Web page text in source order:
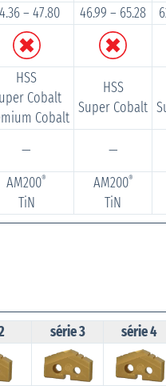
– 47.80 46.99 – 65.28
HSS
Cobalt
Cobalt
HSS
Super Cobalt
— —
AM200®
TiN
AM200®
TiN
série 3 série 4